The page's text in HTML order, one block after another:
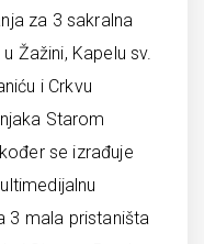
za 3 sakralna
Žažini, Kapelu sv.
i Crkvu
Starom
se izrađuje
3 mala pristaništa